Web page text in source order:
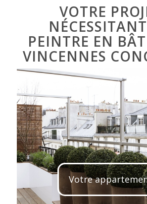
VOTRE
PEINTRE EN
VINCENNES
Votre